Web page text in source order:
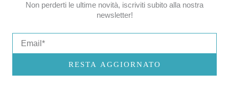
Non perderti le ultime novità, iscriviti subito alla nostra
newsletter!
RESTA AGGIORNATO